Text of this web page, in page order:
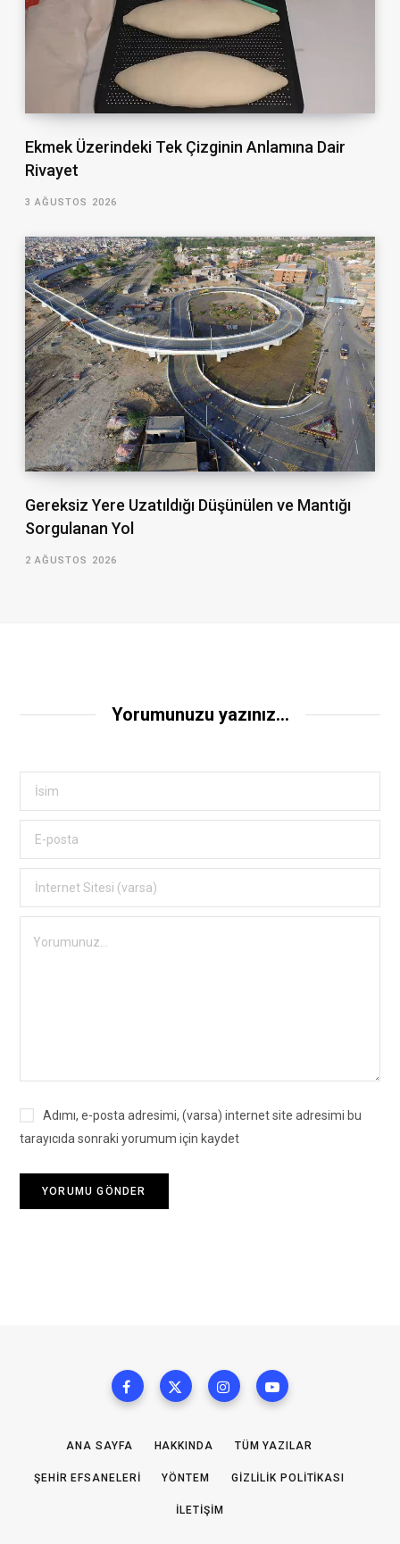
Ekmek Üzerindeki Tek Çizginin Anlamına Dair
Rivayet
3 AĞUSTOS 2026
Gereksiz Yere Uzatıldığı Düşünülen ve Mantığı
Sorgulanan Yol
2 AĞUSTOS 2026
Yorumunuzu yazınız...
Adımı, e-posta adresimi, (varsa) internet site adresimi bu
tarayıcıda sonraki yorumum için kaydet
ANA SAYFA HAKKINDA TÜM YAZILAR
ŞEHIR EFSANELERI YÖNTEM GIZLILIK POLITIKASI
İLETIŞIM